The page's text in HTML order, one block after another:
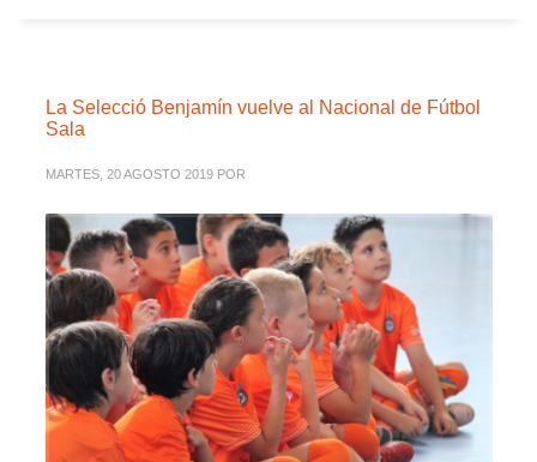
La Selecció Benjamín vuelve al Nacional de Fútbol
Sala
MARTES, 20 AGOSTO 2019 POR